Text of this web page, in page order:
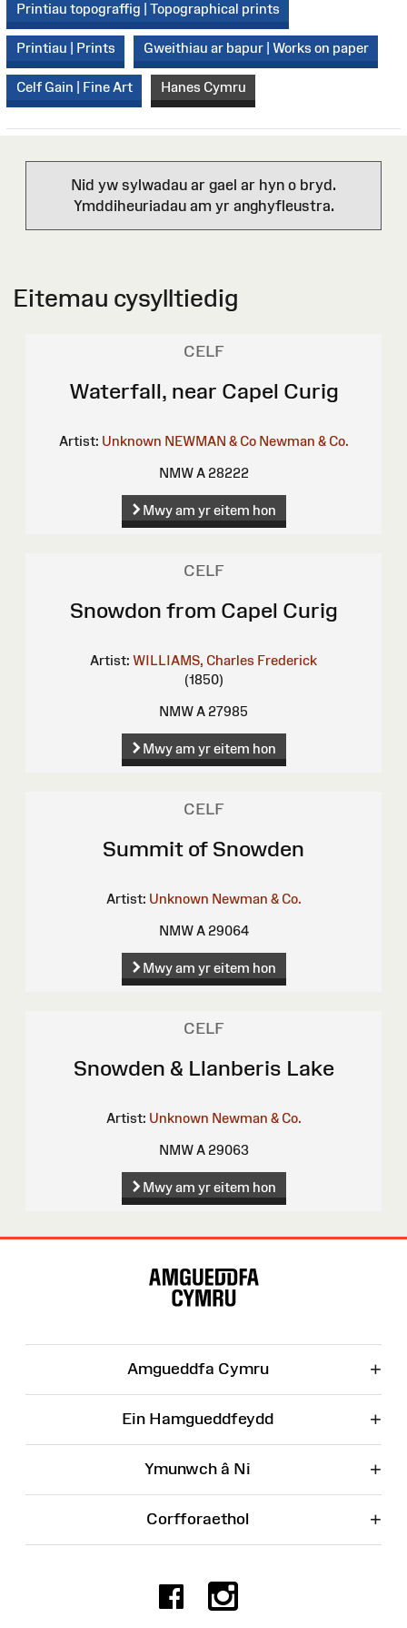
Printiau topograffig | Topographical prints
Printiau | Prints Gweithiau ar bapur | Works on paper
Celf Gain | Fine Art Hanes Cymru
Nid yw sylwadau ar gael ar hyn o bryd.
Ymddiheuriadau am yr anghyfleustra.
Eitemau cysylltiedig
CELF
Waterfall, near Capel Curig
Artist: Unknown NEWMAN & Co Newman & Co.
NMW A 28222
Mwy am yr eitem hon
CELF
Snowdon from Capel Curig
Artist: WILLIAMS, Charles Frederick
(1850)
NMW A 27985
Mwy am yr eitem hon
CELF
Summit of Snowden
Artist: Unknown Newman & Co.
NMW A 29064
Mwy am yr eitem hon
CELF
Snowden & Llanberis Lake
Artist: Unknown Newman & Co.
NMW A 29063
Mwy am yr eitem hon
Amgueddfa Cymru +
Ein Hamgueddfeydd +
Ymunwch â Ni +
Corfforaethol +
Facebook